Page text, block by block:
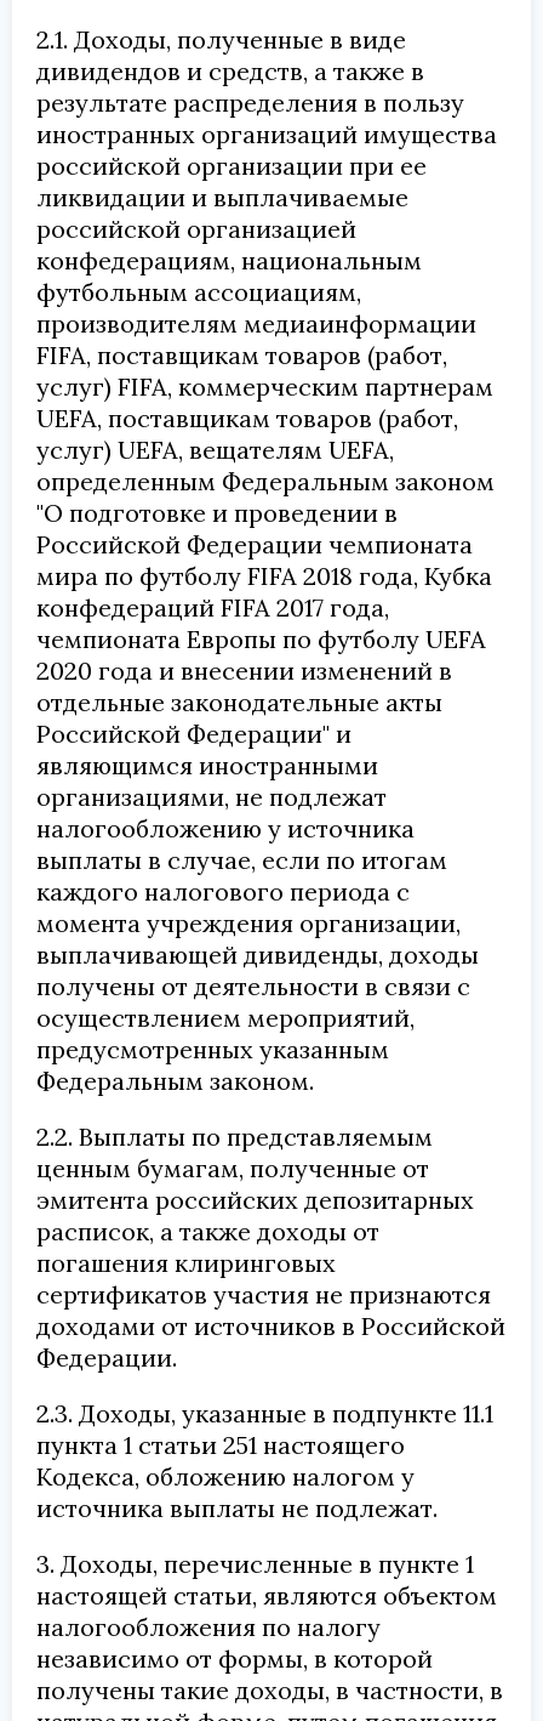
2.1. Доходы, полученные в виде
дивидендов и средств, а также в
результате распределения в пользу
иностранных организаций имущества
российской организации при ее
ликвидации и выплачиваемые
российской организацией
конфедерациям, национальным
футбольным ассоциациям,
производителям медиаинформации
FIFA, поставщикам товаров (работ,
услуг) FIFA, коммерческим партнерам
UEFA, поставщикам товаров (работ,
услуг) UEFA, вещателям UEFA,
определенным Федеральным законом
"О подготовке и проведении в
Российской Федерации чемпионата
мира по футболу FIFA 2018 года, Кубка
конфедераций FIFA 2017 года,
чемпионата Европы по футболу UEFA
2020 года и внесении изменений в
отдельные законодательные акты
Российской Федерации" и
являющимся иностранными
организациями, не подлежат
налогообложению у источника
выплаты в случае, если по итогам
каждого налогового периода с
момента учреждения организации,
выплачивающей дивиденды, доходы
получены от деятельности в связи с
осуществлением мероприятий,
предусмотренных указанным
Федеральным законом.
2.2. Выплаты по представляемым
ценным бумагам, полученные от
эмитента российских депозитарных
расписок, а также доходы от
погашения клиринговых
сертификатов участия не признаются
доходами от источников в Российской
Федерации.
2.3. Доходы, указанные в подпункте 11.1
пункта 1 статьи 251 настоящего
Кодекса, обложению налогом у
источника выплаты не подлежат.
3. Доходы, перечисленные в пункте 1
настоящей статьи, являются объектом
налогообложения по налогу
независимо от формы, в которой
получены такие доходы, в частности, в